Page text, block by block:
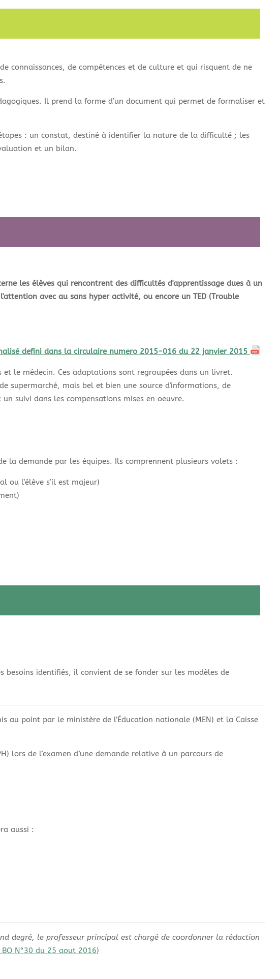
connaissances, de compétences et de culture et qui risquent de ne
Il prend la forme d’un document qui permet de formaliser et
: un constat, destiné à identifier la nature de la difficulté ; les
et un bilan.
les élèves qui rencontrent des difficultés d'apprentissage dues à un
avec au sans hyper activité, ou encore un TED (Trouble
defini dans la circulaire numero 2015-016 du 22 janvier 2015
le médecin. Ces adaptations sont regroupées dans un livret.
supermarché, mais bel et bien une source d'informations, de
suivi dans les compensations mises en oeuvre.
la demande par les équipes. Ils comprennent plusieurs volets :
ou l’élève s’il est majeur)
besoins identifiés, il convient de se fonder sur les modèles de
au point par le ministère de l’Éducation nationale (MEN) et la Caisse
lors de l’examen d’une demande relative à un parcours de
aussi :
degré, le professeur principal est chargé de coordonner la rédaction
N°30 du 25 aout 2016)